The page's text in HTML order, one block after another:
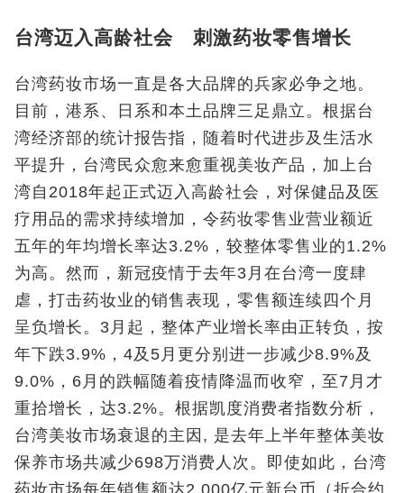
台湾迈入高龄社会 刺激药妆零售增长
台湾药妆市场一直是各大品牌的兵家必争之地。
目前，港系、日系和本土品牌三足鼎立。根据台
湾经济部的统计报告指，随着时代进步及生活水
平提升，台湾民众愈来愈重视美妆产品，加上台
湾自2018年起正式迈入高龄社会，对保健品及医
疗用品的需求持续增加，令药妆零售业营业额近
五年的年均增长率达3.2%，较整体零售业的1.2%
为高。然而，新冠疫情于去年3月在台湾一度肆
虐，打击药妆业的销售表现，零售额连续四个月
呈负增长。3月起，整体产业增长率由正转负，按
年下跌3.9%，4及5月更分别进一步减少8.9%及
9.0%，6月的跌幅随着疫情降温而收窄，至7月才
重拾增长，达3.2%。根据凯度消费者指数分析，
台湾美妆市场衰退的主因, 是去年上半年整体美妆
保养市场共减少698万消费人次。即使如此，台湾